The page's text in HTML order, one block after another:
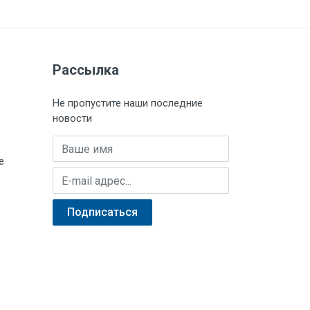
Рассылка
Не пропустите наши последние
новости
Имя
E-mail адрес
Подписаться